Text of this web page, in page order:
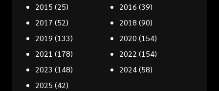
2015 (25) 2016 (39)
2017 (52) 2018 (90)
2019 (133) 2020 (154)
2021 (178) 2022 (154)
2023 (148) 2024(58)
2025 (42)